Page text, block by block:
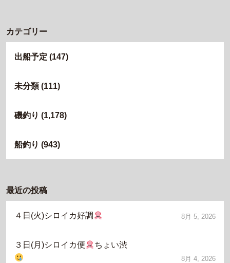
カテゴリー
出船予定 (147)
未分類(111)
磯釣り (1,178)
船釣り (943)
最近の投稿
４日(火)シロイカ好調 8月 5, 2026
３日(月)シロイカ便 ちょい渋
8月 4, 2026